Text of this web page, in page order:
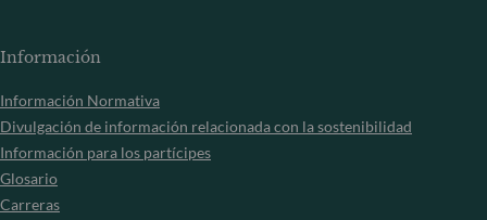
Información
Información Normativa
Divulgación de información relacionada con la sostenibilidad
Información para los partícipes
Glosario
Carreras